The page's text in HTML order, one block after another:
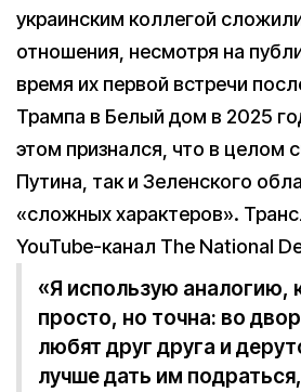
украинским коллегой
отношения, несмотря на
время их первой встречи
Трампа в Белый дом в 2025
этом признался, что в целом
Путина, так и Зеленского
«сложных характеров».
YouTube-канал The National
«Я использую аналогию,
просто, но точна: во
любят друг друга и
лучше дать им